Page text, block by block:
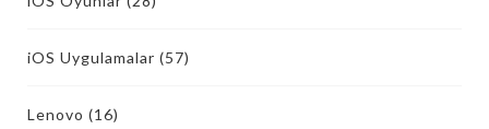
iOS Uygulamalar (57)
Lenovo (16)